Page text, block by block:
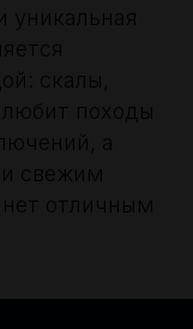
уникальная
скалы,
любит походы
а
свежим
отличным